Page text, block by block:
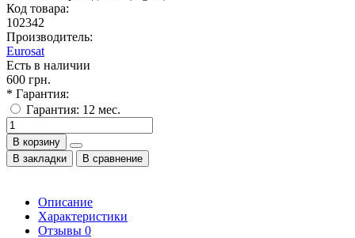
Код товара:
102342
Производитель:
Eurosat
Есть в наличии
600 грн.
* Гарантия:
Гарантия: 12 мес.
В корзину
В закладки
В сравнение
Описание
Характеристики
Отзывы 0